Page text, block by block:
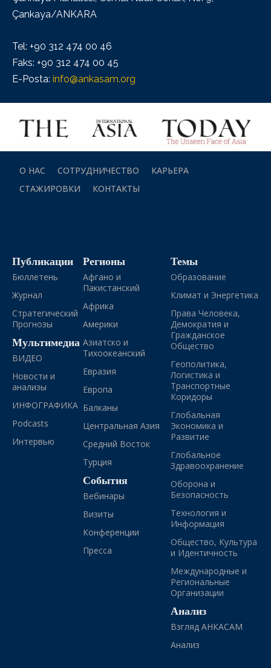
Çankaya/ANKARA
Tel: +90 312 474 00 46
Faks: +90 312 474 00 45
E-Posta: info@ankasam.org
О НАС СОТРУДНИЧЕСТВО
КАРЬЕРА
СТАЖИРОВКИ
КОНТАКТЫ
Публикации
Бюллетень
Журнал
Стратегический
Прогнозы
Мультимедиа
ВИДЕО
Новости и
анализы
ИНФОГРАФИКА
Podcasts
Интервью
Регионы
Афгано и
Пакистанский
Африка
Америки
Азиатско и
Тихоокеанский
Евразия
Европа
Балканы
Центральная Азия
Средний Восток
Турция
События
Вебинары
Визиты
Конференции
Пресса
Темы
Образование
Климат и Энергетика
Права Человека,
Демократия и
Гражданское
Общество
Геополитика,
Логистика и
Транспортные
Коридоры
Глобальная
Экономика и
Развитие
Глобальное
Здравоохранение
Оборона и
Безопасность
Технология и
Информация
Общество, Культура
и Идентичность
Международные и
Региональные
Организации
Анализ
Взгляд АНКАСАМ
Анализ